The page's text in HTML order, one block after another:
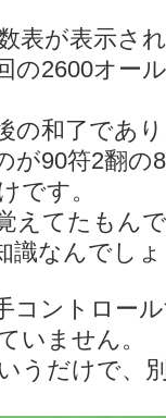
表が表示さ
の2600オー
の和了であ
が90符2翻の
です。
えてたもん
識なんでし
コントロー
いません。
うだけで、